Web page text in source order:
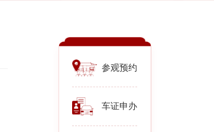
参观预约
车证申办